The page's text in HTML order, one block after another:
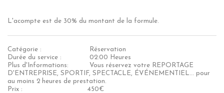
L'acompte est de 30% du montant de la formule.
Catégorie :
Réservation
Durée du service :
02:00 Heures
Plus d'Informations:
Vous réservez votre REPORTAGE
D'ENTREPRISE, SPORTIF, SPECTACLE, ÉVÉNEMENTIEL... pour
au moins 2 heures de prestation.
Prix :
450€